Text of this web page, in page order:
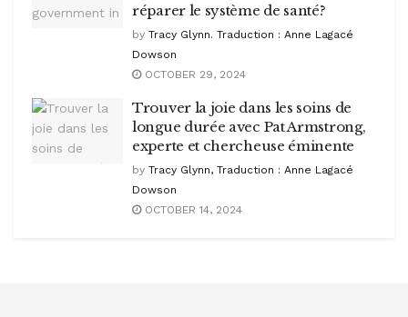
réparer le système de santé?
by Tracy Glynn. Traduction : Anne Lagacé
Dowson
OCTOBER 29, 2024
Trouver la joie dans les soins de
longue durée avec Pat Armstrong,
experte et chercheuse éminente
by Tracy Glynn, Traduction : Anne Lagacé
Dowson
OCTOBER 14, 2024